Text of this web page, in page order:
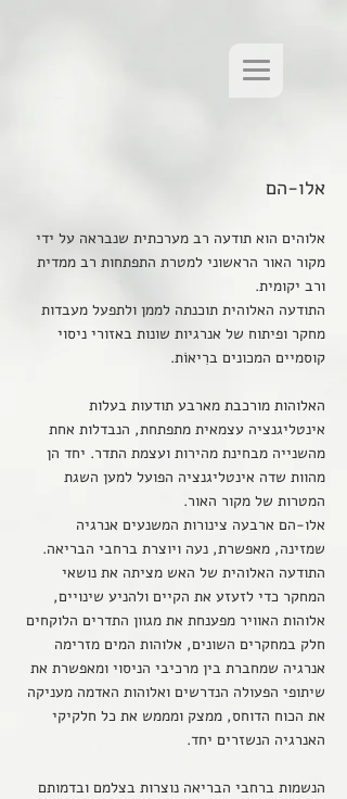
אלו-הם
אלוהים הוא תודעה רב מערכתית שנבראה על ידי
מקור האור הראשוני למטרת התפתחות רב ממדית
ורב יקומית.
התודעה האלוהית תוכנתה לממן ולתפעל מעבדות
מחקר ופיתוח של אנרגיות שונות באזורי ניסוי
קוסמיים המכונים ברִיאוֹת.
האלוהות מורכבת מארבע תודעות בעלות
אינטליגנציה עצמאית מתפתחת, הנבדלות אחת
מהשנייה מבחינת מהירות ועצמת התדר. יחד הן
מהוות שדה אינטליגנציה הפועל למען השגת
המטרות של מקור האור.
אלו-הם ארבעה צינורות המשנעים אנרגיה
שמזינה, מאפשרת, נעה ויוצרת ברחבי הבריאה.
התודעה האלוהית של האש מציתה את נושאי
המחקר כדי לזעזע את הקיים ולהניע שינויים,
אלוהות האוויר מפענחת את מגוון התדרים הלוקחים
חלק במחקרים השונים, אלוהות המים מזרימה
אנרגיה שמחברת בין מרכיבי הניסוי ומאפשרת את
שיתופי הפעולה הנדרשים ואלוהות האדמה מעניקה
את הכוח הדוחס, ממצק ומממש את כל חלקיקי
האנרגיה הנשזרים יחד.
הנשמות ברחבי הבריאה נוצרות בצלמם ובדמותם